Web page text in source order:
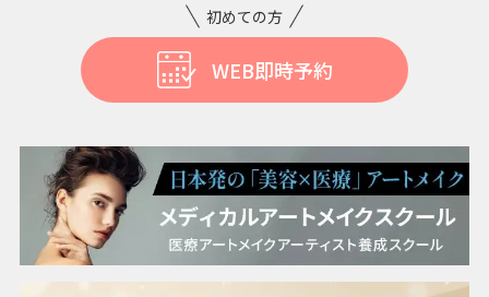
初めての方
WEB即時予約